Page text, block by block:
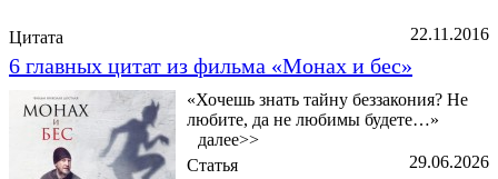
22.11.2016
Цитата
6 главных цитат из фильма «Монах и бес»
«Хочешь знать тайну беззакония? Не
любите, да не любимы будете…»
далее>>
29.06.2026
Статья